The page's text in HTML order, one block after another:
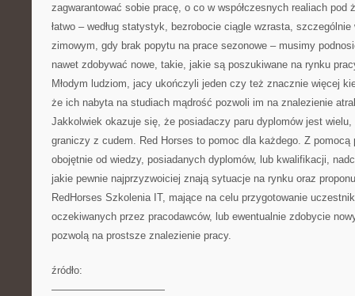
zagwarantować sobie pracę, o co w współczesnych realiach pod
łatwo – według statystyk, bezrobocie ciągle wzrasta,
zimowym, gdy brak popytu na prace sezonowe – musimy
nawet zdobywać nowe, takie, jakie są poszukiwane na rynku
Młodym ludziom, jacy ukończyli jeden czy też znacznie więcej
że ich nabyta na studiach mądrość pozwoli im na znalezienie
Jakkolwiek okazuje się, że posiadaczy paru dyplomów jest
graniczy z cudem. Red Horses to pomoc dla każdego. Z pomocą
obojętnie od wiedzy, posiadanych dyplomów, lub kwalifikacji,
jakie pewnie najprzyzwoiciej znają sytuacje na rynku oraz
RedHorses Szkolenia IT, mające na celu przygotowanie
oczekiwanych przez pracodawców, lub ewentualnie zdobycie
pozwolą na prostsze znalezienie pracy.
źródło:
———————————